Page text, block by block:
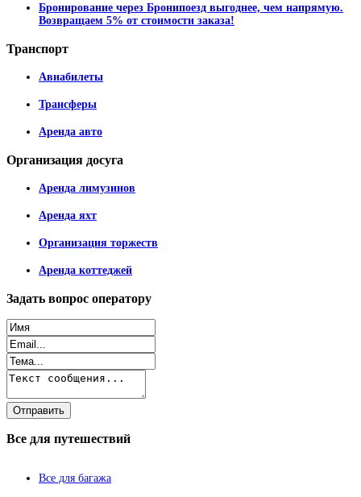
Бронирование через Бронипоезд выгоднее, чем напрямую.
Возвращаем 5% от стоимости заказа!
Транспорт
Авиабилеты
Трансферы
Аренда авто
Организация досуга
Аренда лимузинов
Аренда яхт
Организация торжеств
Аренда коттеджей
Задать вопрос оператору
Все для путешествий
Все для багажа